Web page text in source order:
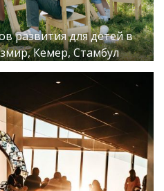
развития для детей в
Кемер, Стамбул